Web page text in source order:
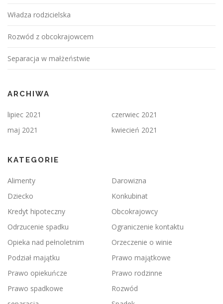
Władza rodzicielska
Rozwód z obcokrajowcem
Separacja w małżeństwie
ARCHIWA
lipiec 2021
czerwiec 2021
maj 2021
kwiecień 2021
KATEGORIE
Alimenty
Darowizna
Dziecko
Konkubinat
Kredyt hipoteczny
Obcokrajowcy
Odrzucenie spadku
Ograniczenie kontaktu
Opieka nad pełnoletnim
Orzeczenie o winie
Podział majątku
Prawo majątkowe
Prawo opiekuńcze
Prawo rodzinne
Prawo spadkowe
Rozwód